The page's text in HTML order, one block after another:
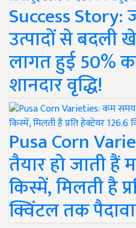
Success
उत्पादों से बदली
लागत हुई 50%
शानदार वृद्धि!
Pusa Corn
तैयार हो जाती हैं
किस्में, मिलती है
क्विंटल तक